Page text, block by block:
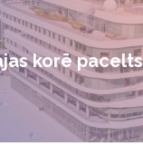
korē